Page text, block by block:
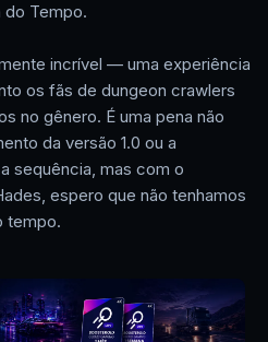
do Tempo.
incrível — uma experiência
os fãs de dungeon crawlers
no gênero. É uma pena não
da versão 1.0 ou a
sequência, mas com o
espero que não tenhamos
tempo.